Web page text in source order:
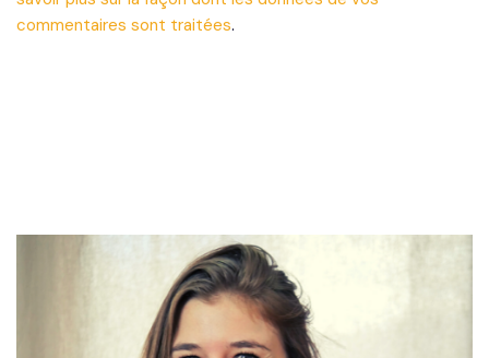
commentaires sont traitées.